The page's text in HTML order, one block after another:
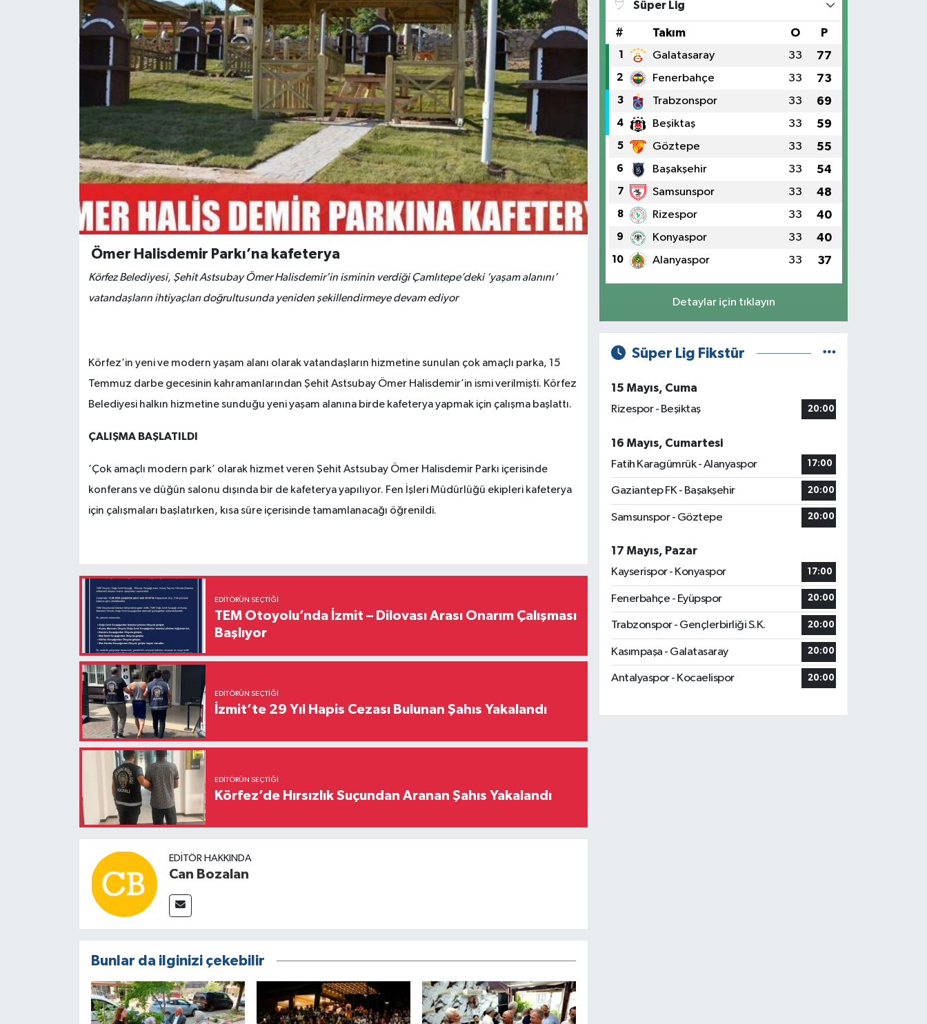
Ömer Halisdemir Parkı’na kafeterya
Körfez Belediyesi, Şehit Astsubay Ömer Halisdemir’in isminin verdiği Çamlıtepe’deki ‘yaşam alanını’
vatandaşların ihtiyaçları doğrultusunda yeniden şekillendirmeye devam ediyor
Körfez’in yeni ve modern yaşam alanı olarak vatandaşların hizmetine sunulan çok amaçlı parka, 15
Temmuz darbe gecesinin kahramanlarından Şehit Astsubay Ömer Halisdemir’in ismi verilmişti. Körfez
Belediyesi halkın hizmetine sunduğu yeni yaşam alanına birde kafeterya yapmak için çalışma başlattı.
ÇALIŞMA BAŞLATILDI
‘Çok amaçlı modern park’ olarak hizmet veren Şehit Astsubay Ömer Halisdemir Parkı içerisinde
konferans ve düğün salonu dışında bir de kafeterya yapılıyor. Fen İşleri Müdürlüğü ekipleri kafeterya
için çalışmaları başlatırken, kısa süre içerisinde tamamlanacağı öğrenildi.
EDITÖRÜN SEÇTIĞI
TEM Otoyolu’nda İzmit – Dilovası Arası Onarım Çalışması
Başlıyor
EDITÖRÜN SEÇTIĞI
İzmit’te 29 Yıl Hapis Cezası Bulunan Şahıs Yakalandı
EDITÖRÜN SEÇTIĞI
Körfez’de Hırsızlık Suçundan Aranan Şahıs Yakalandı
EDITÖR HAKKINDA
Can Bozalan
Bunlar da ilginizi çekebilir
Süper Lig
# Takım O P
1 Galatasaray 33 77
2 Fenerbahçe 33 73
3 Trabzonspor 33 69
4 Beşiktaş 33 59
5 Göztepe 33 55
6 Başakşehir 33 54
7 Samsunspor 33 48
8 Rizespor 33 40
9 Konyaspor 33 40
10 Alanyaspor 33 37
Detaylar için tıklayın
Süper Lig Fikstür
15 Mayıs, Cuma
Rizespor - Beşiktaş
20:00
16 Mayıs, Cumartesi
Fatih Karagümrük - Alanyaspor
17:00
Gaziantep FK - Başakşehir 20:00
Samsunspor - Göztepe 20:00
17 Mayıs, Pazar
Kayserispor - Konyaspor
17:00
Fenerbahçe - Eyüpspor 20:00
Trabzonspor - Gençlerbirliği S.K. 20:00
Kasımpaşa - Galatasaray 20:00
Antalyaspor - Kocaelispor 20:00